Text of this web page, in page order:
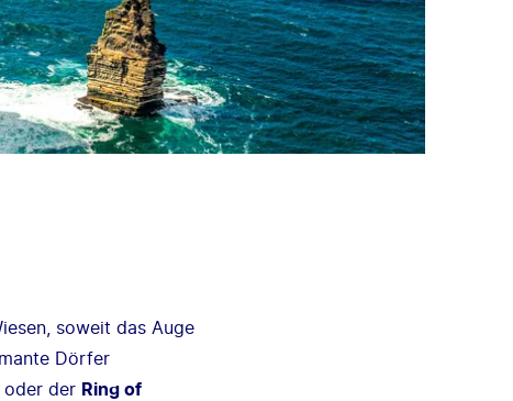
soweit das Auge
Dörfer
oder der Ring of